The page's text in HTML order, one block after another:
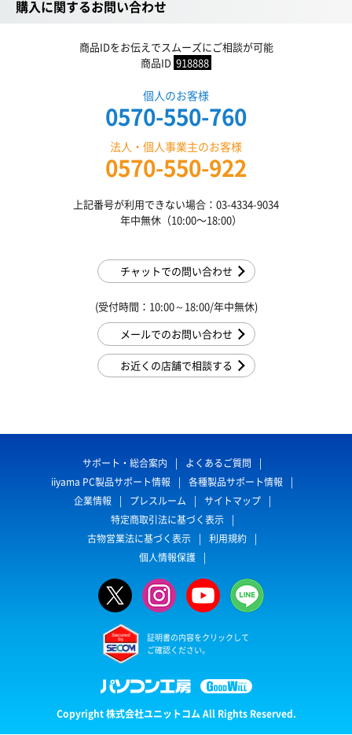
購入に関するお問い合わせ
商品IDをお伝えでスムーズにご相談が可能
商品ID 918888
個人のお客様
0570-550-760
法人・個人事業主のお客様
0570-550-922
上記番号が利用できない場合：03-4334-9034
年中無休（10:00〜18:00）
チャットでの問い合わせ
(受付時間：10:00～18:00/年中無休)
メールでのお問い合わせ
お近くの店舗で相談する
サポート・総合案内
よくあるご質問
iiyama PC製品サポート情報
各種製品サポート情報
企業情報
プレスルーム
サイトマップ
特定商取引法に基づく表示
古物営業法に基づく表示
利用規約
個人情報保護
証明書の内容をクリックして
ご確認ください。
Copyright 株式会社ユニットコム All Rights Reserved.